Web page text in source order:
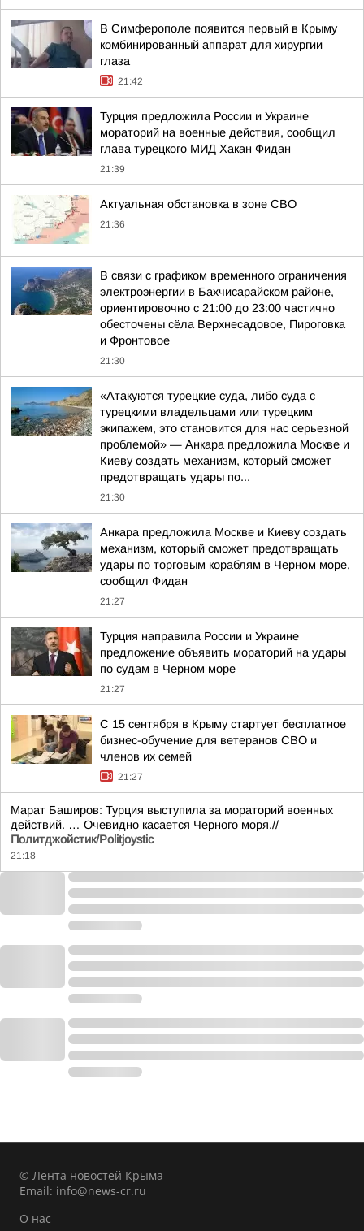
В Симферополе появится первый в Крыму
комбинированный аппарат для хирургии
глаза
21:42
Турция предложила России и Украине
мораторий на военные действия, сообщил
глава турецкого МИД Хакан Фидан
21:39
Актуальная обстановка в зоне СВО
21:36
В связи с графиком временного ограничения
электроэнергии в Бахчисарайском районе,
ориентировочно с 21:00 до 23:00 частично
обесточены сёла Верхнесадовое, Пироговка
и Фронтовое
21:30
«Атакуются турецкие суда, либо суда с
турецкими владельцами или турецким
экипажем, это становится для нас серьезной
проблемой» — Анкара предложила Москве и
Киеву создать механизм, который сможет
предотвращать удары по...
21:30
Анкара предложила Москве и Киеву создать
механизм, который сможет предотвращать
удары по торговым кораблям в Черном море,
сообщил Фидан
21:27
Турция направила России и Украине
предложение объявить мораторий на удары
по судам в Черном море
21:27
С 15 сентября в Крыму стартует бесплатное
бизнес-обучение для ветеранов СВО и
членов их семей
21:27
Марат Баширов: Турция выступила за мораторий военных
действий. … Очевидно касается Черного моря.//
Политджойстик/Politjoystic
21:18
© Лента новостей Крыма
Email: info@news-cr.ru
О нас